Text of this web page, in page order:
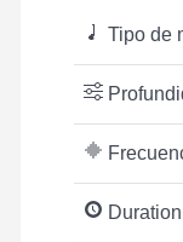
Tipo de
Frecuencia
Duration